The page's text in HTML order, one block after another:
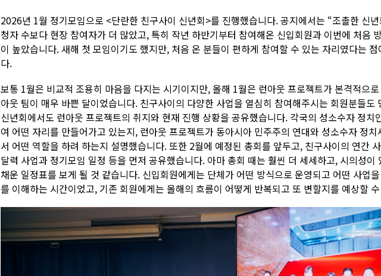
2026년 1월 정기모임으로 <단란한 친구사이 신년회>를 진행했습니다. 공지에서는 “조촐한 신
청자 수보다 현장 참여자가 더 많았고, 특히 작년 하반기부터 참여해온 신입회원과 이번에 처음
이 높았습니다. 새해 첫 모임이기도 했지만, 처음 온 분들이 편하게 참여할 수 있는 자리였다는
다.
보통 1월은 비교적 조용히 마음을 다지는 시기이지만, 올해 1월은 런아웃 프로젝트가 본격적으
아웃 팀이 매우 바쁜 달이었습니다. 친구사이의 다양한 사업을 열심히 참여해주시는 회원분들도
신년회에서도 런아웃 프로젝트의 취지와 현재 진행 상황을 공유했습니다. 각국의 성소수자 정치
여 어떤 자리를 만들어가고 있는지, 런아웃 프로젝트가 동아시아 민주주의 연대와 성소수자 정
서 어떤 역할을 하려 하는지 설명했습니다. 또한 2월에 예정된 총회를 앞두고, 친구사이의 연간
달력 사업과 정기모임 일정 등을 먼저 공유했습니다. 아마 총회 때는 훨씬 더 세세하고, 시의성이
채운 일정표를 보게 될 것 같습니다. 신입회원에게는 단체가 어떤 방식으로 운영되고 어떤 사업
를 이해하는 시간이었고, 기존 회원에게는 올해의 흐름이 어떻게 반복되고 또 변할지를 예상할